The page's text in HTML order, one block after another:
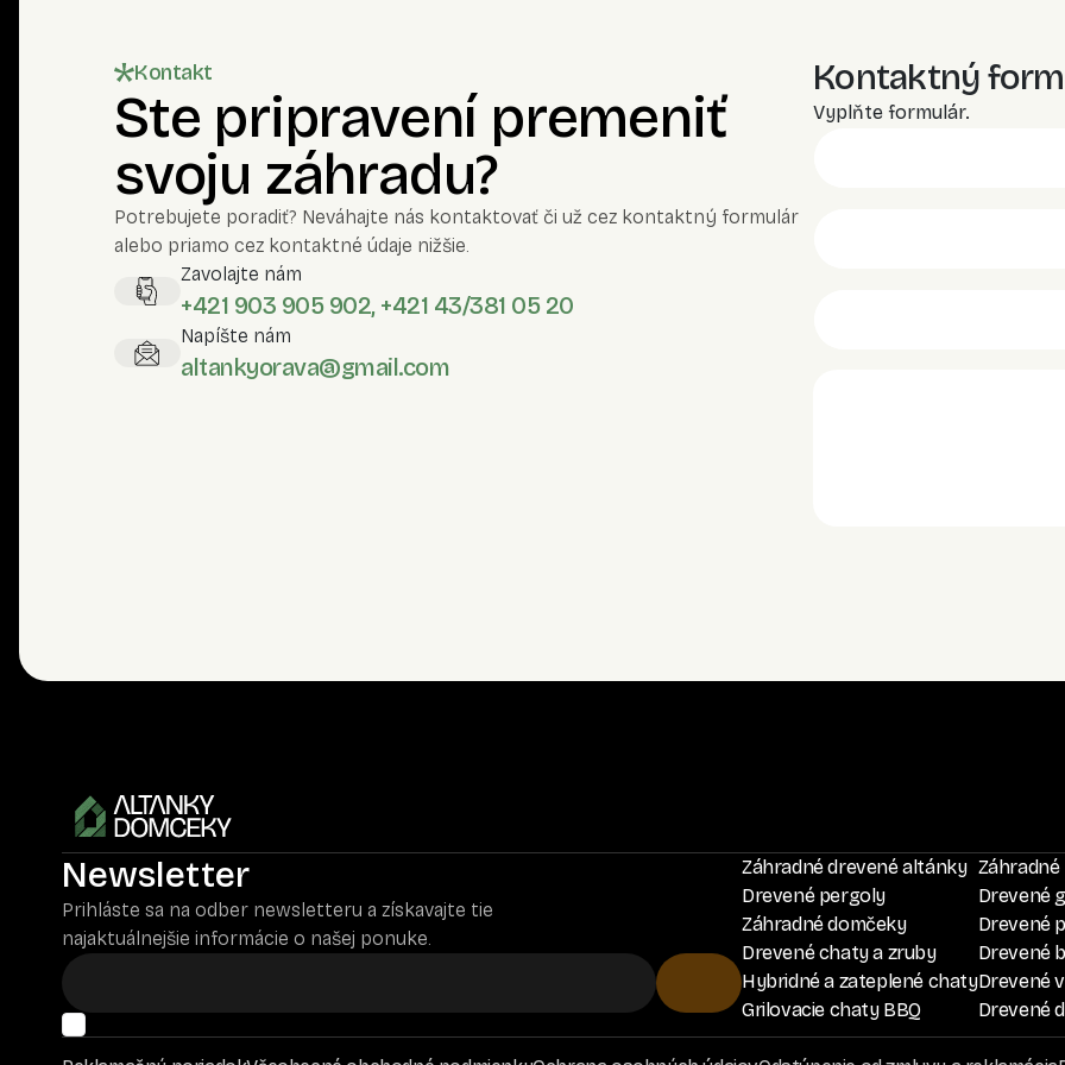
Kontakt
Ste pripravení premeniť
svoju záhradu?
Potrebujete poradiť? Neváhajte nás kontaktovať či už cez kontaktný formulár
alebo priamo cez kontaktné údaje nižšie.
Zavolajte nám
+421 903 905 902, +421 43/381 05 20
Napíšte nám
altankyorava@gmail.com
Kontaktný
Vyplňte formulár.
Newsletter
Prihláste sa na odber newsletteru a získavajte tie
najaktuálnejšie informácie o našej ponuke.
Záhradné drevené altánky
Drevené pergoly
Záhradné domčeky
Drevené chaty a zruby
Hybridné a zateplené chaty
Grilovacie chaty BBQ
Drevené
Drevené
Drevené
Drevené
Drevené